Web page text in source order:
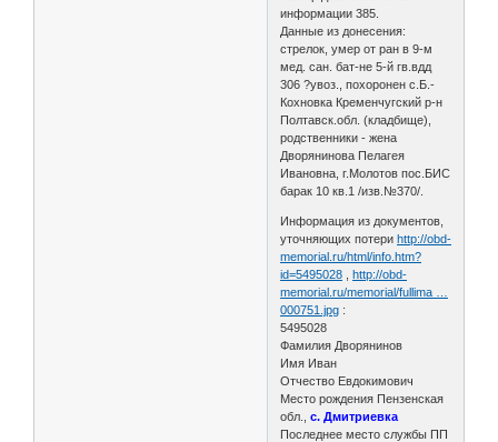
информации 385.
Данные из донесения:
стрелок, умер от ран в 9-м
мед. сан. бат-не 5-й гв.вдд
306 ?увоз., похоронен с.Б.-
Кохновка Кременчугский р-н
Полтавск.обл. (кладбище),
родственники - жена
Дворянинова Пелагея
Ивановна, г.Молотов пос.БИС
барак 10 кв.1 /изв.№370/.
Информация из документов,
уточняющих потериhttp://obd-
memorial.ru/html/info.htm?
id=5495028 ,http://obd-
memorial.ru/memorial/fullima …
000751.jpg :
5495028
Фамилия Дворянинов
Имя Иван
Отчество Евдокимович
Место рождения Пензенская
обл.,с. Дмитриевка
Последнее место службы ПП